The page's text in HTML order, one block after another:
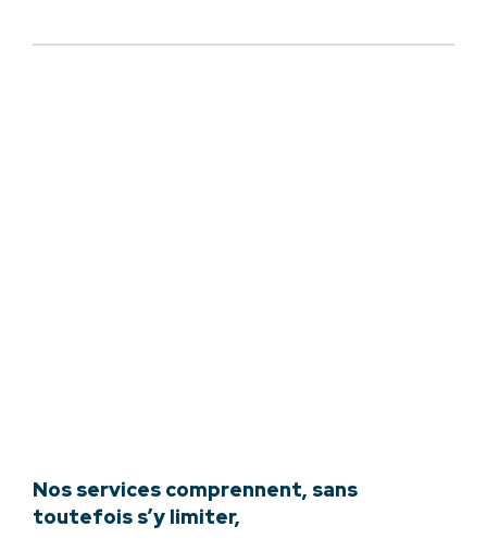
Nos services comprennent, sans
toutefois s’y limiter,